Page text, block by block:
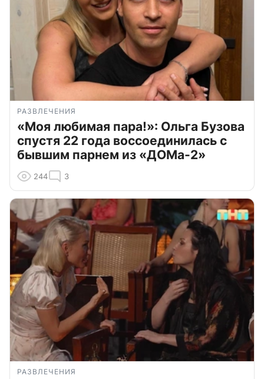
РАЗВЛЕЧЕНИЯ
«Моя любимая пара!»: Ольга Бузова
спустя 22 года воссоединилась с
бывшим парнем из «ДОМа-2»
244 3
РАЗВЛЕЧЕНИЯ